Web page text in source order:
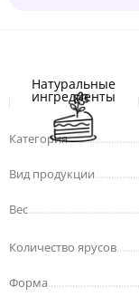
Натуральные
ингредиенты
Категория
Вид продукции
Вес
Количество ярусов
Форма